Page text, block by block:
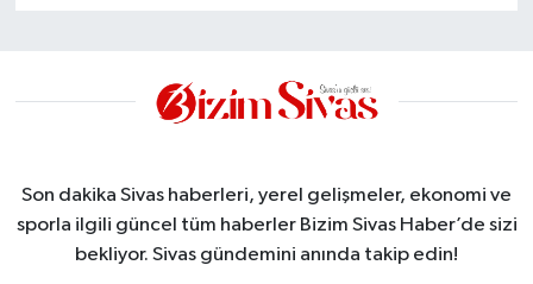
Son dakika Sivas haberleri, yerel gelişmeler, ekonomi ve
sporla ilgili güncel tüm haberler Bizim Sivas Haber’de sizi
bekliyor. Sivas gündemini anında takip edin!